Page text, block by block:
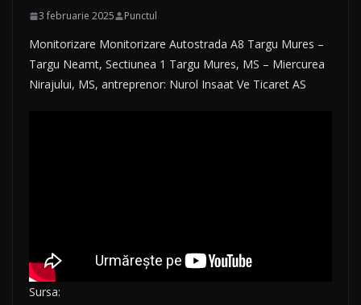
3 februarie 2025 Punctul
Monitorizare Monitorizare Autostrada A8 Targu Mures –
Targu Neamt, Sectiunea 1 Targu Mures, MS – Miercurea
Nirajului, MS, antreprenor: Nurol Insaat Ve Ticaret AS
Sursa: